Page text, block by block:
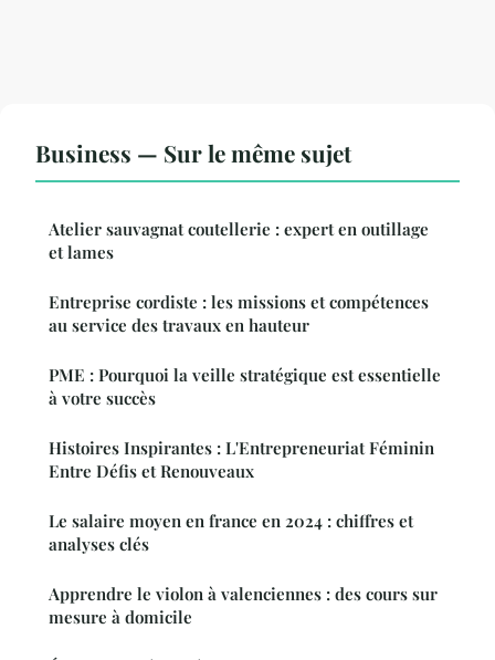
Business — Sur le même sujet
Atelier sauvagnat coutellerie : expert en outillage
et lames
Entreprise cordiste : les missions et compétences
au service des travaux en hauteur
PME : Pourquoi la veille stratégique est essentielle
à votre succès
Histoires Inspirantes : L'Entrepreneuriat Féminin
Entre Défis et Renouveaux
Le salaire moyen en france en 2024 : chiffres et
analyses clés
Apprendre le violon à valenciennes : des cours sur
mesure à domicile